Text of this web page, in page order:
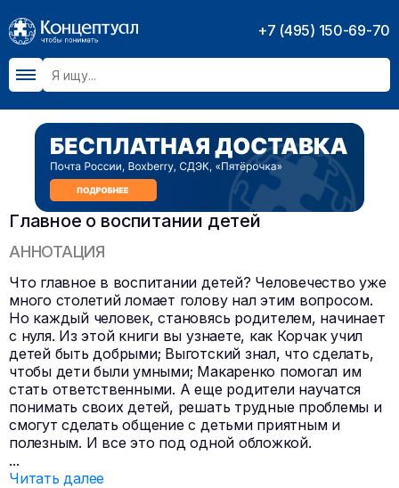
+7 (495) 150-69-70
Главное о воспитании детей
АННОТАЦИЯ
Что главное в воспитании детей? Человечество уже
много столетий ломает голову нал этим вопросом.
Но каждый человек, становясь родителем, начинает
с нуля. Из этой книги вы узнаете, как Корчак учил
детей быть добрыми; Выготский знал, что сделать,
чтобы дети были умными; Макаренко помогал им
стать ответственными. А еще родители научатся
понимать своих детей, решать трудные проблемы и
смогут сделать общение с детьми приятным и
полезным. И все это под одной обложкой.
...
Читать далее